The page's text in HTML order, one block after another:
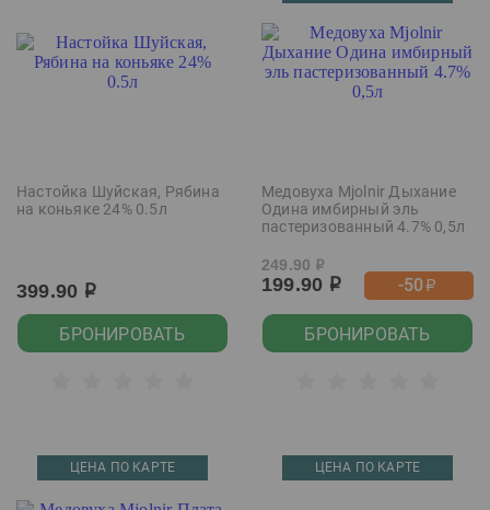
Настойка Шуйская, Рябина
на коньяке 24% 0.5л
399.90 р
БРОНИРОВАТЬ
Медовуха Mjolnir Дыхание
Одина имбирный эль
пастеризованный 4.7% 0,5л
249.90 р
199.90 р -50р
БРОНИРОВАТЬ
ЦЕНА ПО КАРТЕ ЦЕНА ПО КАРТЕ